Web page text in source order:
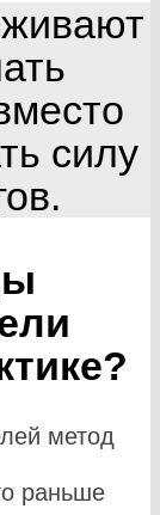
силу
раньше